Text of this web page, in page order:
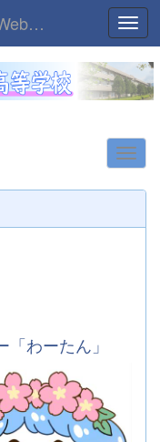
群馬県立桐生清桜高等学校Webサイト
わーたん」